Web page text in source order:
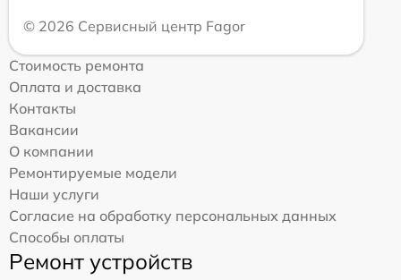
© 2026 Сервисный центр Fagor
Стоимость ремонта
Оплата и доставка
Контакты
Вакансии
О компании
Ремонтируемые модели
Наши услуги
Согласие на обработку персональных данных
Способы оплаты
Ремонт устройств